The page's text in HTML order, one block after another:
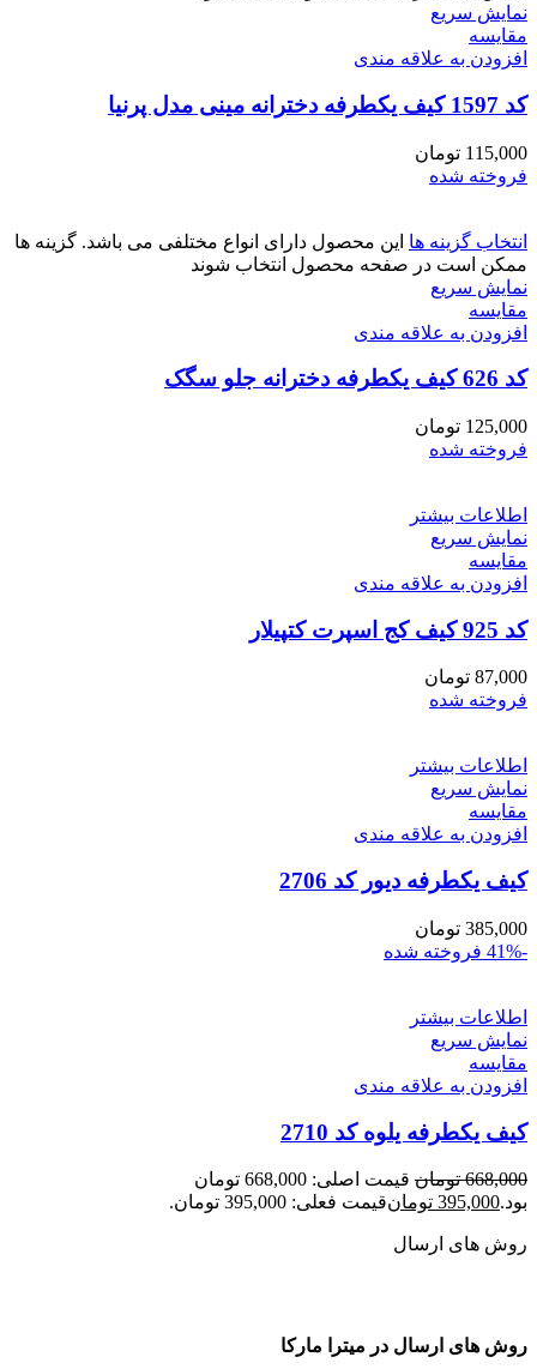
نمایش سریع
مقايسه
افزودن به علاقه مندی
کد 1597 کیف یکطرفه دخترانه مینی مدل پرنیا
115,000 تومان
فروخته شده
انتخاب گزینه ها این محصول دارای انواع مختلفی می باشد. گزینه ها
ممکن است در صفحه محصول انتخاب شوند
نمایش سریع
مقايسه
افزودن به علاقه مندی
کد 626 کیف یکطرفه دخترانه جلو سگک
125,000 تومان
فروخته شده
اطلاعات بیشتر
نمایش سریع
مقايسه
افزودن به علاقه مندی
کد 925 کیف کج اسپرت کتپیلار
87,000 تومان
فروخته شده
اطلاعات بیشتر
نمایش سریع
مقايسه
افزودن به علاقه مندی
کیف یکطرفه دیور کد 2706
385,000 تومان
-41%
فروخته شده
اطلاعات بیشتر
نمایش سریع
مقايسه
افزودن به علاقه مندی
کیف یکطرفه یلوه کد 2710
668,000 تومان
قیمت اصلی: 668,000 تومان
بود.395,000 تومانقیمت فعلی: 395,000 تومان.
روش های ارسال
روش های ارسال در میترا مارکا